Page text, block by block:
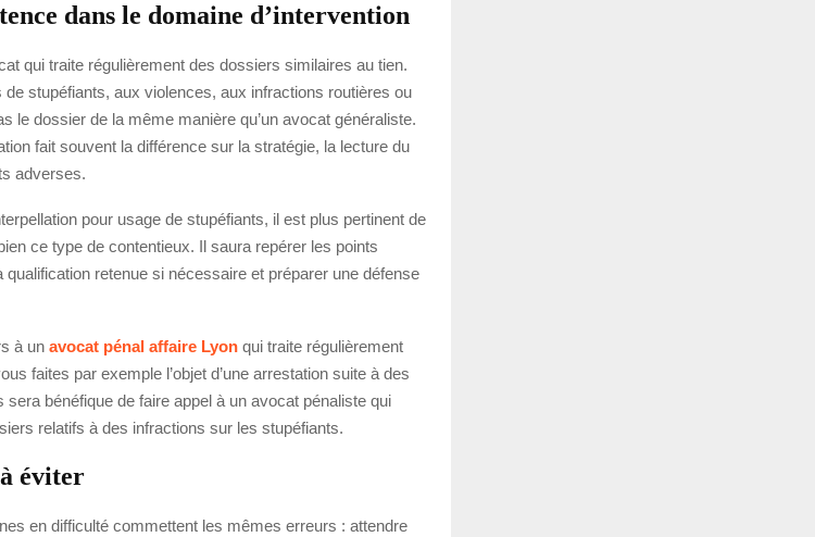
dans le domaine d’intervention
qui traite régulièrement des dossiers similaires au tien.
stupéfiants, aux violences, aux infractions routières ou
le dossier de la même manière qu’un avocat généraliste.
fait souvent la différence sur la stratégie, la lecture du
adverses.
pour usage de stupéfiants, il est plus pertinent de
ce type de contentieux. Il saura repérer les points
retenue si nécessaire et préparer une défense
à un avocat pénal affaire Lyon qui traite régulièrement
faites par exemple l’objet d’une arrestation suite à des
sera bénéfique de faire appel à un avocat pénaliste qui
relatifs à des infractions sur les stupéfiants.
éviter
en difficulté commettent les mêmes erreurs : attendre